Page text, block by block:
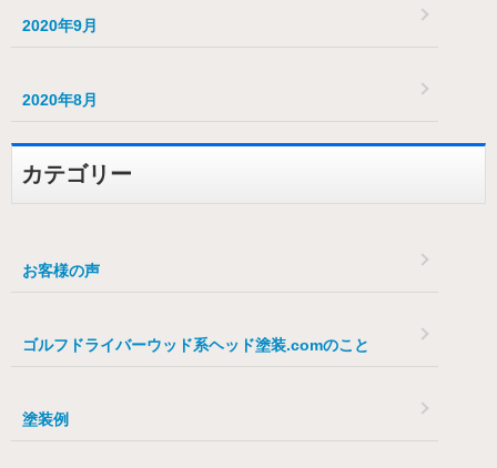
2020年9月
2020年8月
カテゴリー
お客様の声
ゴルフドライバーウッド系ヘッド塗装.comのこと
塗装例